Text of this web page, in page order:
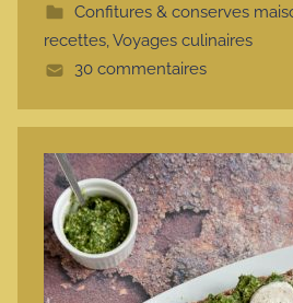
t
e
Confitures & conserves
recettes,Voyages culinaires
30 commentaires